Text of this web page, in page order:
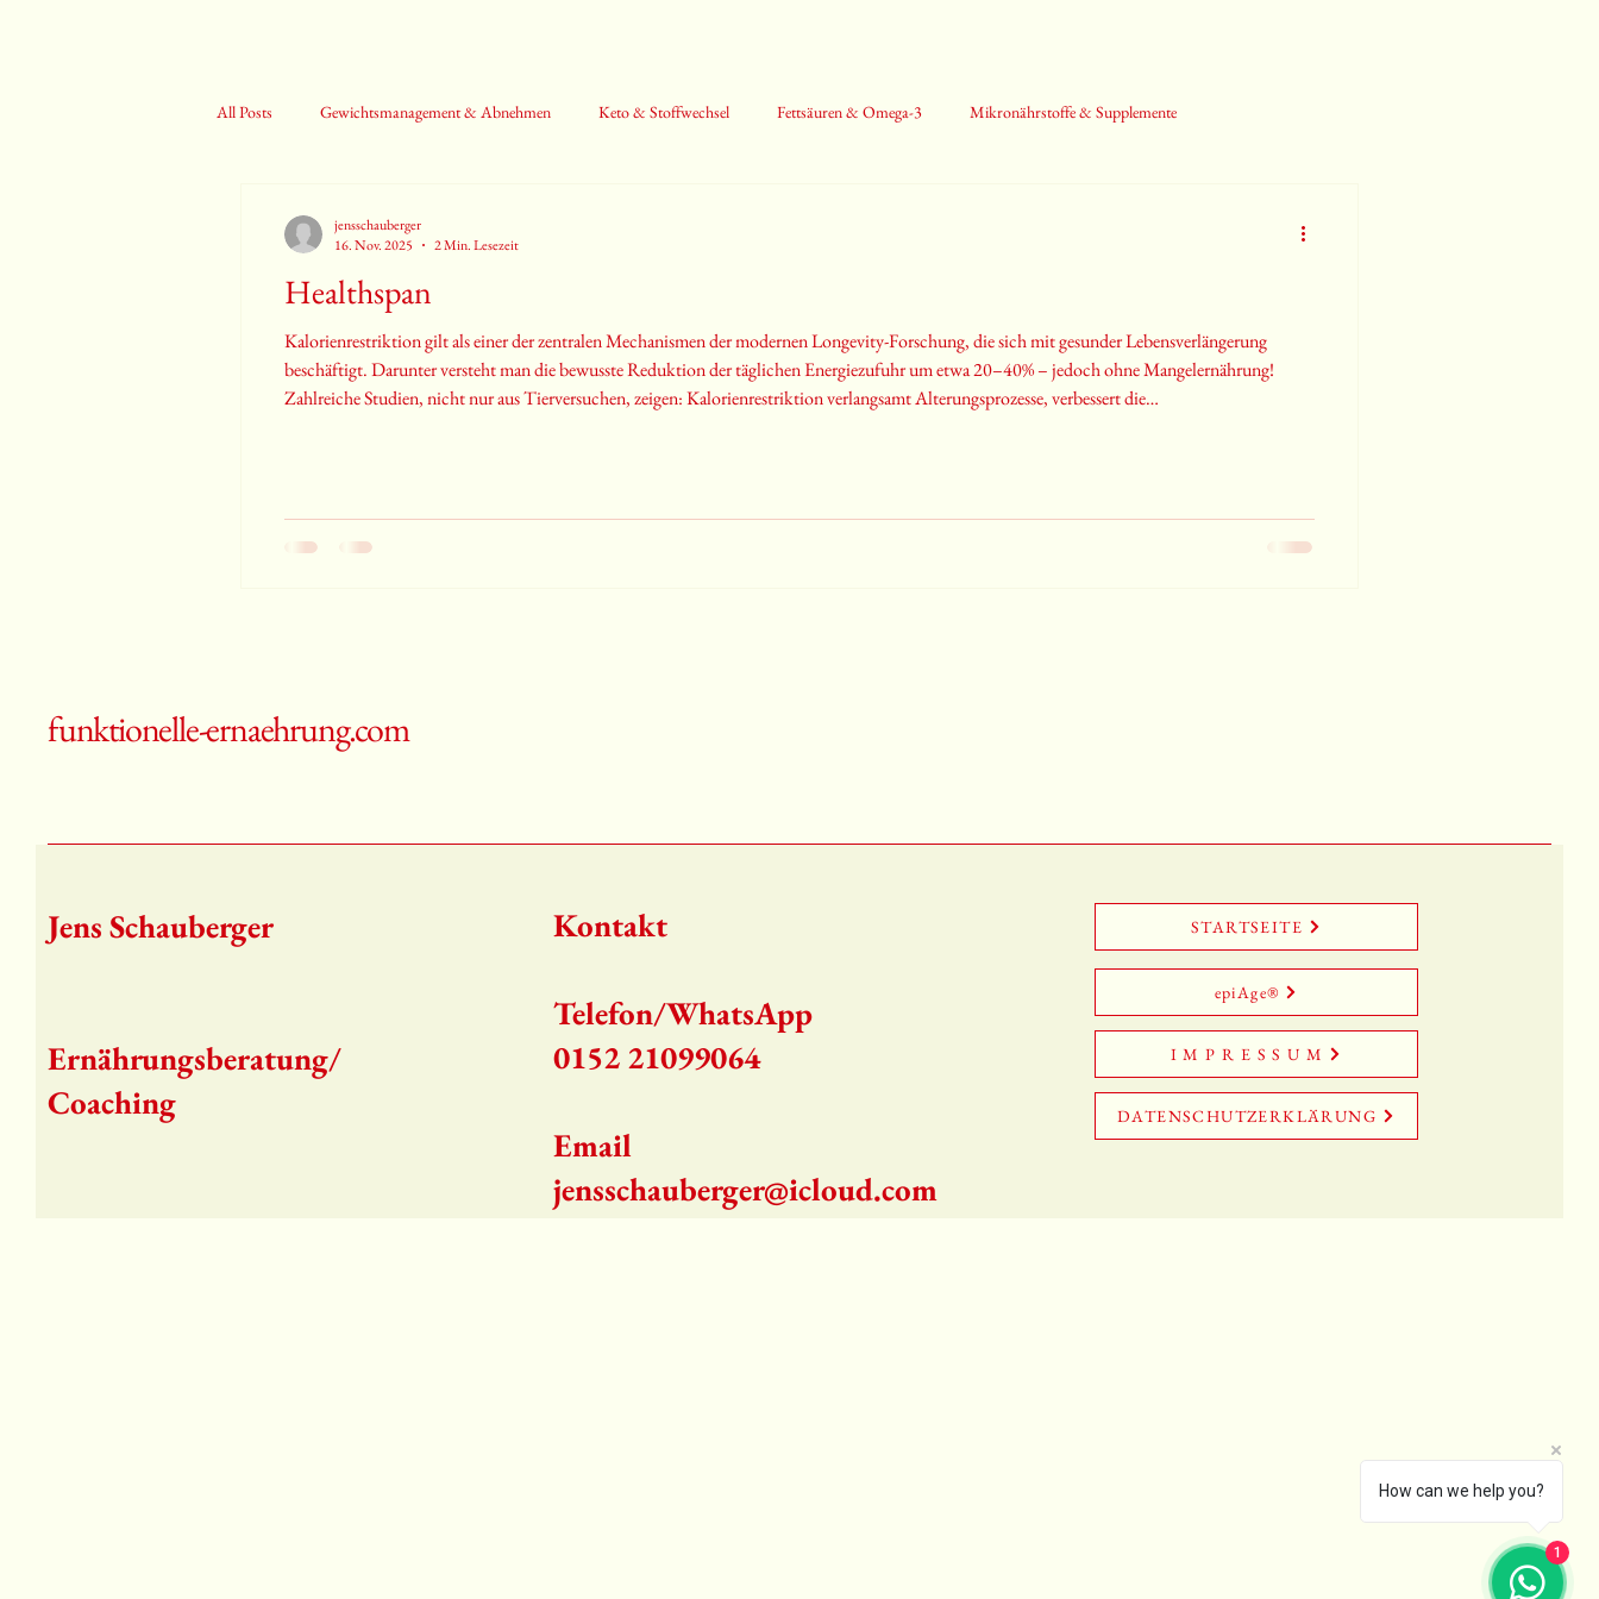
All Posts Gewichtsmanagement & Abnehmen Keto & Stoffwechsel Fettsäuren & Omega-3 Mikronährstoffe & Supplemente
Healthspan
Kalorienrestriktion gilt als einer der zentralen Mechanismen der modernen Longevity-Forschung, die sich mit gesunder Lebensverlängerung
beschäftigt. Darunter versteht man die bewusste Reduktion der täglichen Energiezufuhr um etwa 20–40% – jedoch ohne Mangelernährung!
Zahlreiche Studien, nicht nur aus Tierversuchen, zeigen: Kalorienrestriktion verlangsamt Alterungsprozesse, verbessert die
jensschauberger
16. Nov. 2025
2 Min. Lesezeit
funktionelle-ernaehrung.com
Jens Schauberger​
Ernährungsberatung/
Coaching
Kontakt​
​Telefon/WhatsApp
0152 21099064
Email
jensschauberger@icloud.com
STARTSEITE
epiAge®
I M P R E S S U M
DATENSCHUTZERKLÄRUNG
How can we help you?
1